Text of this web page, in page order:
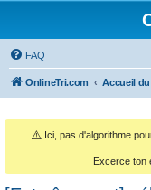
FAQ
OnlineTri.com Accueil
⚠️ Ici, pas d'algorithme
Excerce ton